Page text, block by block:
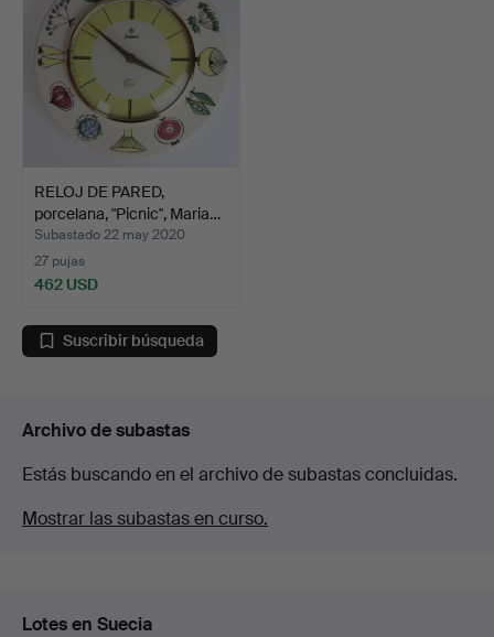
RELOJ DE PARED,
porcelana, "Picnic", Maria…
Subastado 22 may 2020
27 pujas
462 USD
Suscribir búsqueda
Archivo de subastas
Estás buscando en el archivo de subastas concluidas.
Mostrar las subastas en curso.
Lotes en Suecia